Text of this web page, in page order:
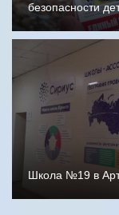
безопасности
Школа №19 в